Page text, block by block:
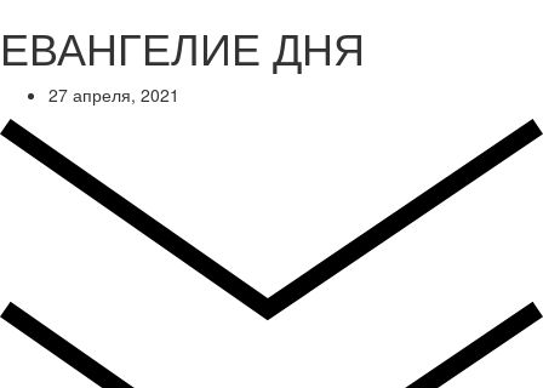
ЕВАНГЕЛИЕ ДНЯ
27 апреля, 2021